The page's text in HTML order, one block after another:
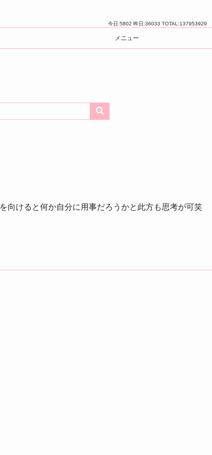
今日:5802 昨日:36033 TOTAL:137953929
メニュー
向けると何か自分に用事だろうかと此方も思考が可笑